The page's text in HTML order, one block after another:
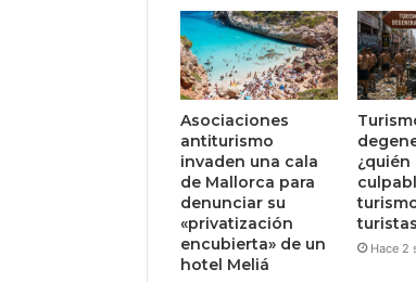
Asociaciones
antiturismo
invaden una cala
de Mallorca para
denunciar su
«privatización
encubierta» de un
hotel Meliá
¿quién
Hace 2